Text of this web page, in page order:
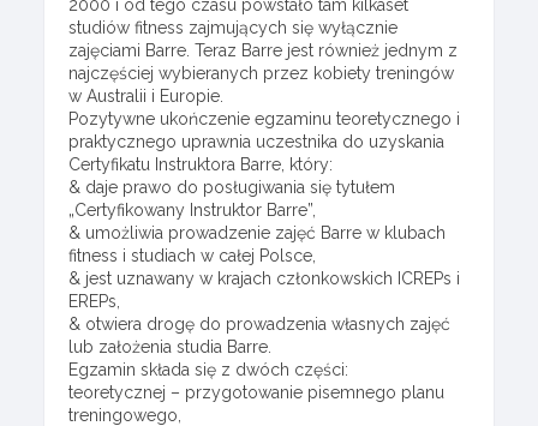
2000 i od tego czasu powstało tam kilkaset
studiów fitness zajmujących się wyłącznie
zajęciami Barre. Teraz Barre jest również jednym z
najczęściej wybieranych przez kobiety treningów
w Australii i Europie.
Pozytywne ukończenie egzaminu teoretycznego i
praktycznego uprawnia uczestnika do uzyskania
Certyfikatu Instruktora Barre, który:
& daje prawo do posługiwania się tytułem
„Certyfikowany Instruktor Barre”,
& umożliwia prowadzenie zajęć Barre w klubach
fitness i studiach w całej Polsce,
& jest uznawany w krajach członkowskich ICREPs i
EREPs,
& otwiera drogę do prowadzenia własnych zajęć
lub założenia studia Barre.
Egzamin składa się z dwóch części:
teoretycznej – przygotowanie pisemnego planu
treningowego,